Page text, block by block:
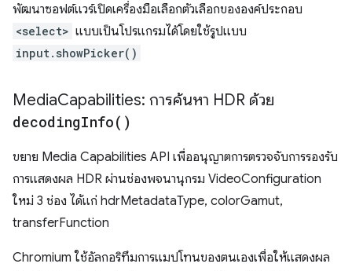
พัฒนาซอฟต์แวร์เปิดเครื่องมือเลือกตัวเลือกขององค์ประกอบ
<select> แบบเป็นโปรแกรมได้โดยใช้รูปแบบ
input.showPicker()
MediaCapabilities: การค้นหา HDR ด้วย
decodingInfo( )
ขยาย Media Capabilities API เพื่ออนุญาตการตรวจจับการรองรับ
การแสดงผล HDR ผ่านช่องพจนานุกรม VideoConfiguration
ใหม่ 3 ช่อง ได้แก่ hdrMetadataType, colorGamut,
transferFunction
Chromium ใช้อัลกอริทึมการแมปโทนของตนเองเพื่อให้แสดงผล